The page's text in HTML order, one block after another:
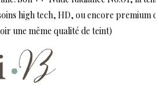
high tech, HD, ou encore
une même qualité de teint)